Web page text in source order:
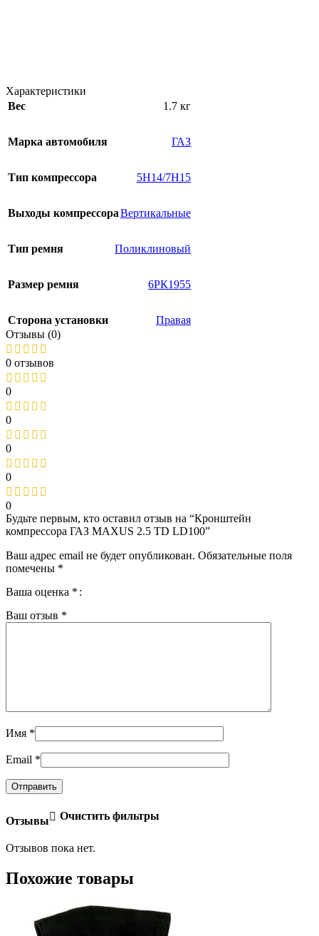
Характеристики
Вес
1.7 кг
Марка автомобиля ГАЗ
Тип компрессора 5H14/7H15
Выходы компрессораВертикальные
Тип ремня Поликлиновый
Размер ремня 6РК1955
Сторона установки
Правая
Отзывы (0)
0 отзывов
0
0
0
0
0
Отзывы Очистить фильтры
Отзывов пока нет.
Будьте первым, кто оставил отзыв на “Кронштейн
компрессора ГАЗ MAXUS 2.5 TD LD100”
Ваш адрес email не будет опубликован. Обязательные поля
помечены *
Ваша оценка *
Ваш отзыв *
Имя *
Email *
Похожие товары